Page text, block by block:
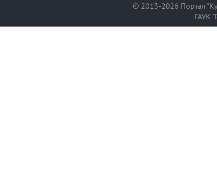
© 2013-2026 Портал
ГАУК